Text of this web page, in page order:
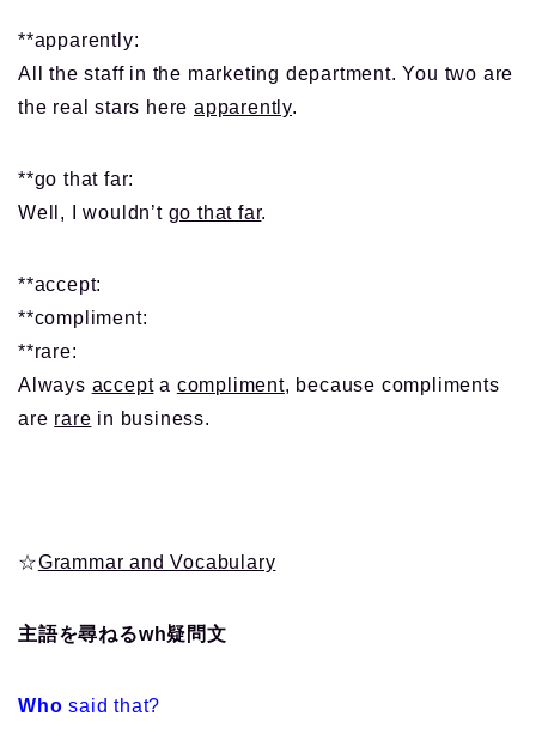
**apparently:
All the staff in the marketing department. You two are
the real stars hereapparently.
**go that far:
Well, I wouldn’t go that far.
**accept:
**compliment:
**rare:
Always accepta compliment, because compliments
are rare in business.
☆Grammar and Vocabulary
主語を尋ねるwh疑問文
Who said that?